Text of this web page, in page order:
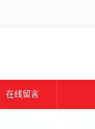
在线留言